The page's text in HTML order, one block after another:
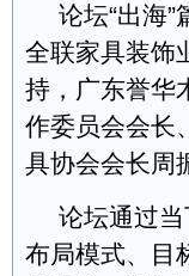
论坛“出海
全联家具装饰
持，广东誉华
作委员会会长
具协会会长周
论坛通过
布局模式、目